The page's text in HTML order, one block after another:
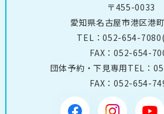
〒455-0033
愛知県名古屋市港区港
TEL：052-654-7080
FAX：052-654-
団体予約・下見専用TEL：
FAX：052-654-